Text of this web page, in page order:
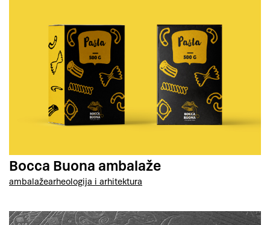
Bocca Buona ambalaže
ambalažearheologija i arhitektura